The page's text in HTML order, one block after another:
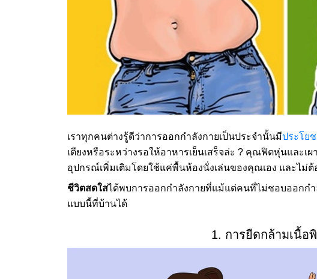
เราทุกคนต่างรู้ดีว่าการออกกำลังกายเป็นประจำนั้นมีประโย
เตียงหรือระหว่างรอให้อาหารเย็นเสร็จล่ะ ? คุณฟิตหุ่นและเ
อุปกรณ์เพิ่มเติมโดยใช้แค่พื้นห้องนั่งเล่นของคุณเอง และไม่ต้
ชีวิตสดใสได้พบการออกกำลังกายที่แม้แต่คนที่ไม่ชอบออกก
แบบนี้ที่บ้านได้
1. การยืดกล้ามเนื้อ